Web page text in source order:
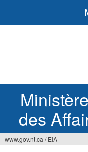
des
www.gov.nt.ca / EIA